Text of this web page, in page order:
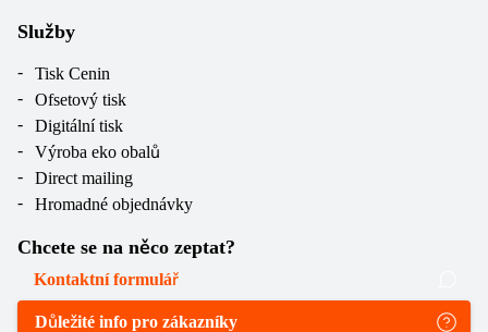
Služby
Tisk Cenin
Ofsetový tisk
Digitální tisk
Výroba eko obalů
Direct mailing
Hromadné objednávky
Chcete se na něco zeptat?
Kontaktní formulář
Důležité info pro zákazníky